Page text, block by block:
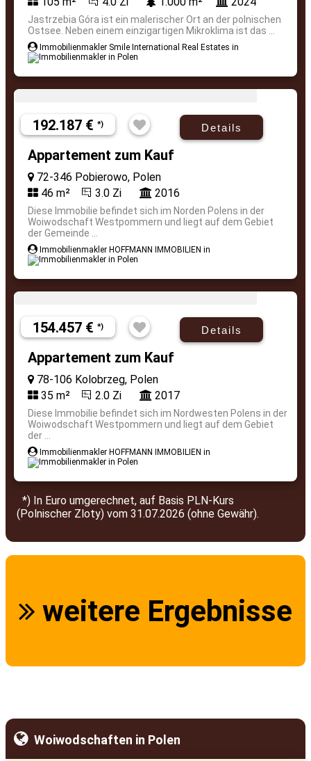
Jastrzebia Góra ist ein malerischer Ort an der polnischen
Ostsee. Neben einem einzigartigen Mikroklima ist das ...
Immobilienmakler Smile International Real Estates in
192.187 € *) Details
Appartement zum Kauf
72-346 Pobierowo, Polen
46 m²
3.0 Zi 2016
Diese Immobilie befindet sich im Norden Polens in der
Woiwodschaft Westpommern und liegt auf dem Gebiet
der Gemeinde ...
Immobilienmakler HOFFMANN IMMOBILIEN in
154.457 € *) Details
Appartement zum Kauf
78-106 Kolobrzeg, Polen
35 m²
2.0 Zi 2017
Diese Immobilie befindet sich im Nordwesten Polens in der
Woiwodschaft Westpommern und liegt auf dem Gebiet
der ...
Immobilienmakler HOFFMANN IMMOBILIEN in
*) In Euro umgerechnet, auf Basis PLN-Kurs
(Polnischer Zloty) vom 31.07.2026 (ohne Gewähr).
weitere Ergebnisse
Woiwodschaften in Polen